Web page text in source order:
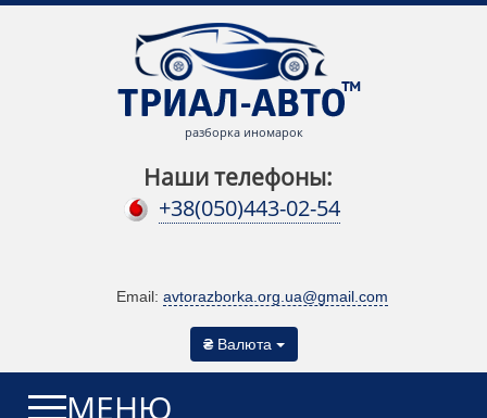
разборка иномарок
Наши телефоны:
+38(050)443-02-54
Email: avtorazborka.org.ua@gmail.com
₴ Валюта
МЕНЮ